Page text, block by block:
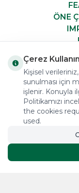
ÖNE
COPYRIGHT ©
Tasarım ve
Çerez
Kişisel
sunulması için
işlenir. Konuyla
Politikamızı
the cookies
used.